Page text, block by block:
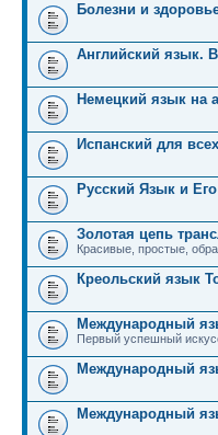
Болезни и
Английский язык.
Немецкий язык на
Испанский для всех
Русский Язык и
Золотая цепь
Красивые, простые,
Креольский язык
Международный
Первый успешный
Международный
Международный